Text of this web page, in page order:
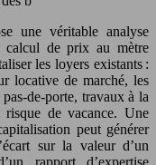
une véritable analyse
calcul de prix au mètre
les loyers existants :
locative de marché, les
de-porte, travaux à la
de vacance. Une
peut générer
sur la valeur d’un
rapport d’expertise